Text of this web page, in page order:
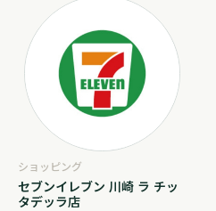
ショッピング
セブンイレブン 川崎 ラ チッ
タデッラ店